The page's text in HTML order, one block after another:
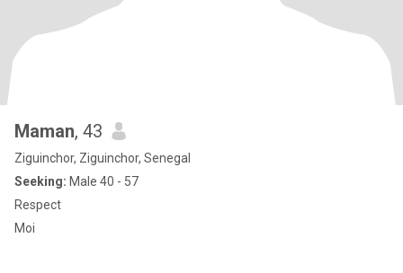
Maman, 43
Ziguinchor, Ziguinchor, Senegal
Seeking: Male 40 - 57
Respect
Moi